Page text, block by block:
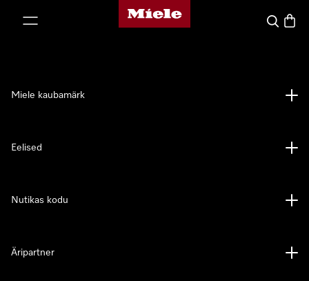
Miele avaleht
Search
Miele kaubamärk
Eelised
Nutikas kodu
Äripartner